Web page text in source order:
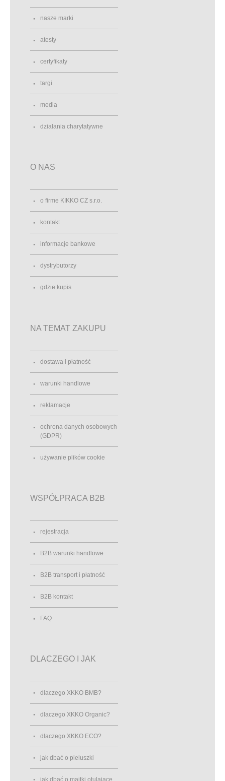
nasze marki
atesty
certyfikaty
targi
media
działania charytatywne
O NAS
o firme KIKKO CZ s.r.o.
kontakt
informacje bankowe
dystrybutorzy
gdzie kupis
NA TEMAT ZAKUPU
dostawa i płatność
warunki handlowe
reklamacje
ochrona danych osobowych
(GDPR)
używanie plików cookie
WSPÓŁPRACA B2B
rejestracja
B2B warunki handlowe
B2B transport i płatność
B2B kontakt
FAQ
DLACZEGO I JAK
dlaczego XKKO BMB?
dlaczego XKKO Organic?
dlaczego XKKO ECO?
jak dbać o pieluszki
jak dbać o majtki otulające